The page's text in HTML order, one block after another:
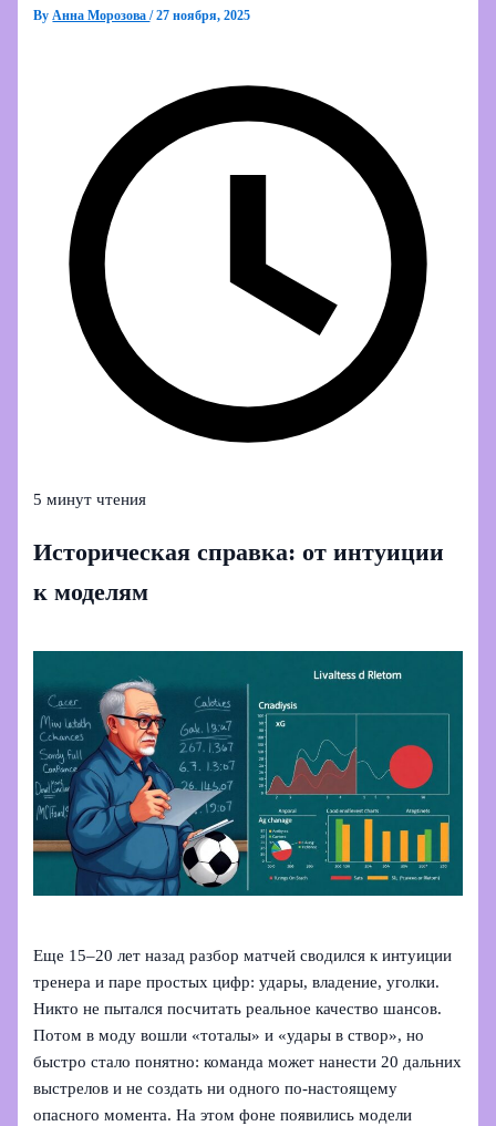
ByАнна Морозова/27 ноября, 2025
5 минут чтения
Историческая справка: от интуиции
к моделям
Еще 15–20 лет назад разбор матчей сводился к интуиции
тренера и паре простых цифр: удары, владение, уголки.
Никто не пытался посчитать реальное качество шансов.
Потом в моду вошли «тоталы» и «удары в створ», но
быстро стало понятно: команда может нанести 20 дальних
выстрелов и не создать ни одного по‑настоящему
опасного момента. На этом фоне появились модели